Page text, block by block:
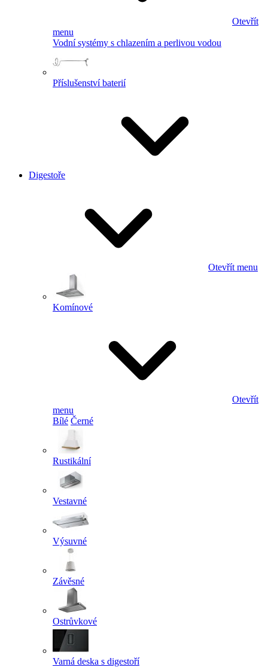
Otevřít
menu
Vodní systémy s chlazením a perlivou vodou
Příslušenství baterií
Digestoře
Otevřít menu
Komínové
Otevřít
menu
Bílé Černé
Rustikální
Vestavné
Výsuvné
Závěsné
Ostrůvkové
Varná deska s digestoří